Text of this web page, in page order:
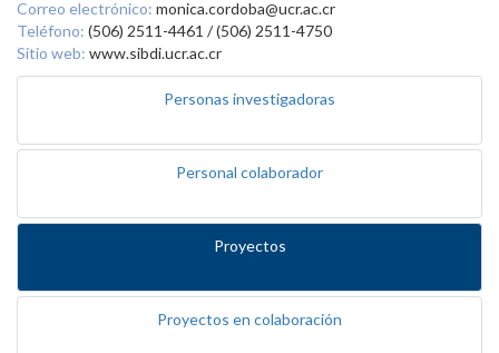
Correo electrónico: monica.cordoba@ucr.ac.cr
Teléfono: (506) 2511-4461 / (506) 2511-4750
Sitio web: www.sibdi.ucr.ac.cr
Personas investigadoras
Personal colaborador
Proyectos
Proyectos en colaboración